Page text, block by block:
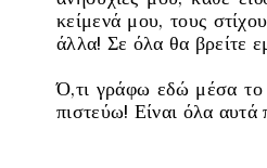
κείμενά μου, τους
άλλα! Σε όλα θα βρείτε
Ό,τι γράφω εδώ μέσα το
πιστεύω! Είναι όλα αυτά